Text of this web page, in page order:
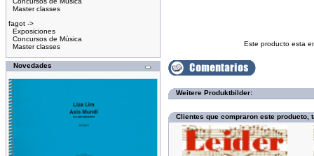
Master classes
fagot ->
Exposiciones
Concursos de Música
Master classes
Novedades
Este producto esta
Weitere Produktbilder:
Clientes que compraron este producto,